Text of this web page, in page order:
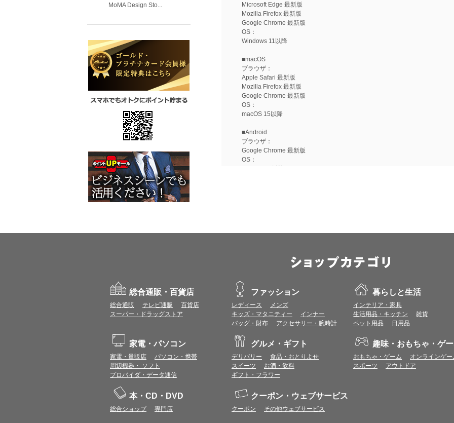
MoMA Design Sto...
Microsoft Edge 最新版
Mozilla Firefox 最新版
Google Chrome 最新版
OS：
Windows 11以降
■macOS
ブラウザ：
Apple Safari 最新版
Mozilla Firefox 最新版
Google Chrome 最新版
OS：
macOS 15以降
■Android
ブラウザ：
Google Chrome 最新版
OS：
Android 15以降
※推奨以外のブラウザや、推奨以前のバージョンのブラウザをご利用の場合
＜CookieやJavaScriptについて＞
本サービスではCookieとJavaScriptの機能を使用している為、Cookieと
ポイント付与につきまして
ワールドプレゼントのポイント通常1倍分に加え、上乗せとなる1〜19倍分のポ
ントとして付与いたします。
プレミアムポイント付与の対象は、商品代金のみ（税・送料等を除く）となりま
プレミアムポイントの付与予定時期は、カードご利用代金のご請求月と異なる
とに異なりますので、各ショップのショップ詳細ページにてご確認ください。
が異なる場合があります。
対象サイトにアクセス後、カード決済前に別サイトにアクセスした場合は、ポ
商品購入後、購入内容等に変更があった場合は、プレミアムポイント付与の対
総合通販・百貨店
総合通販 テレビ通販
百貨店
スーパー・ドラッグストア
ファッション
レディース
メンズ
キッズ・マタニティー
インナー
バッグ・財布
アクセサリー・腕時計
暮らしと生活
インテリア・家具
生活用品・キッチン
雑貨
ペット用品
日用品
家電・パソコン
家電・量販店
パソコン・携帯
周辺機器・ ソフト
プロバイダ・データ通信
グルメ・ギフト
デリバリー
食品・おとりよせ
スイーツ
お酒・飲料
ギフト・フラワー
趣味・おもちゃ・ゲ
おもちゃ・ゲーム
オンラインゲー
スポーツ
アウトドア
本・CD・DVD
総合ショップ 専門店
クーポン・ウェブサービス
クーポン その他ウェブサービス